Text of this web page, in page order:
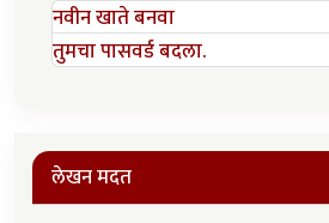
नवीन खाते बनवा
तुमचा पासवर्ड बदला.
लेखन मदत